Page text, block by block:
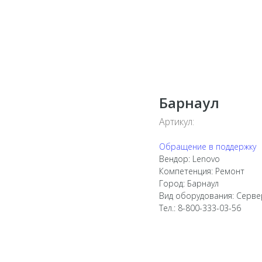
Барнаул
Артикул:
Обращение в поддержку
Вендор: Lenovo
Компетенция: Ремонт
Город: Барнаул
Вид оборудования:
Тел.: 8-800-333-03-56